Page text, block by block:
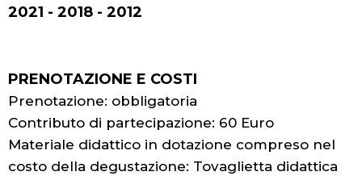
2021 - 2018 - 2012
PRENOTAZIONE E COSTI
Prenotazione: obbligatoria
Contributo di partecipazione: 60 Euro
Materiale didattico in dotazione compreso nel
costo della degustazione: Tovaglietta didattica